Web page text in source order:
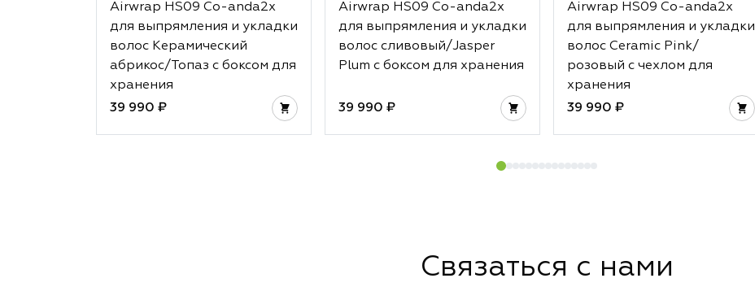
Airwrap HS09 Co-anda2x
для выпрямления и укладки
волос Керамический
абрикос/Топаз с боксом для
хранения
39 990 ₽
Airwrap HS09 Co-anda2x
для выпрямления и укладки
волос сливовый/Jasper
Plum с боксом для хранения
39 990 ₽
Airwrap HS09 Co-anda2x
для выпрямления и укладки
волос Ceramic Pink/
розовый с чехлом для
хранения
39 990 ₽
Связаться с нами